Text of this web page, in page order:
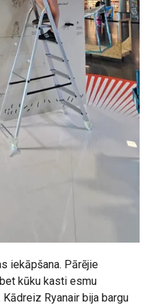
iekāpšana. Pārējie
kūku kasti esmu
Ryanair bija bargu